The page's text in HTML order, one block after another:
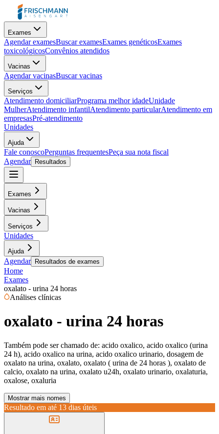
Exames
Agendar examesBuscar examesExames genéticosExames
toxicológicosConvênios atendidos
Vacinas
Agendar vacinasBuscar vacinas
Serviços
Atendimento domiciliarPrograma melhor idadeUnidade
MulherAtendimento infantilAtendimento particularAtendimento em
empresasPré-atendimento
Unidades
Ajuda
Fale conoscoPerguntas frequentesPeça sua nota fiscal
Agendar
Resultados
Exames
Vacinas
Serviços
Unidades
Ajuda
Agendar Resultados de exames
Home
Exames
oxalato - urina 24 horas
Análises clínicas
oxalato - urina 24 horas
Também pode ser chamado de: acido oxalico, acido oxalico (urina
24 h), acido oxalico na urina, acido oxalico urinario, dosagem de
oxalato na urina, oxalato, oxalato ( urina de 24 horas ), oxalato de
calcio, oxalato na urina, oxalato u24h, oxalato urinario, oxalaturia,
oxalose, oxaluria
Mostrar mais nomes
Resultado em até 13 dias úteis